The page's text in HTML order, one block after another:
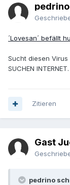
pedrino
´Lovesan´ befällt
Sucht diesen
SUCHEN INTERNET.
Zitieren
Gast
pedrino